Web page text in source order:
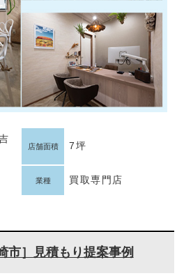
店舗面積 7坪
業種 買取専門店
市］見積もり提案事例